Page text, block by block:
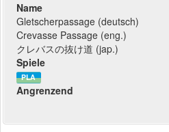
Name
Gletscherpassage (deutsch)
Crevasse Passage (eng.)
クレバスの抜け道 (jap.)
Spiele
PLA
Angrenzend